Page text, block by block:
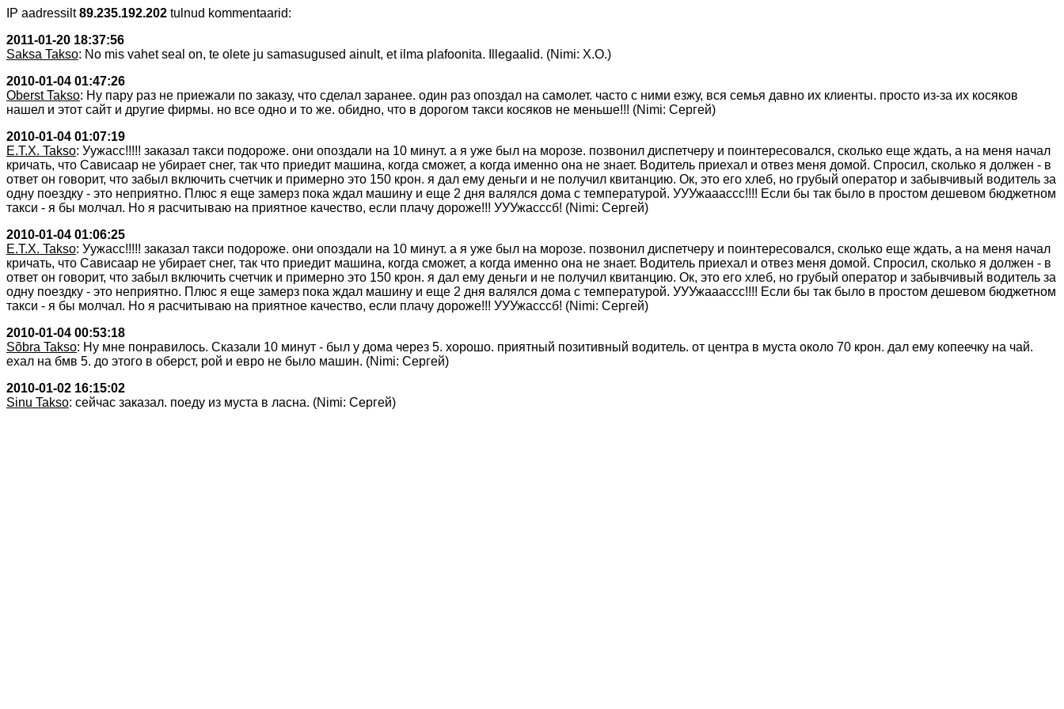
IP aadressilt89.235.192.202 tulnud kommentaarid:
2011-01-20 18:37:56
Saksa Takso: No mis vahet seal on, te olete ju samasugused ainult, et ilma plafoonita. Illegaalid. (Nimi: X.O.)
2010-01-04 01:47:26
Oberst Takso: Ну пару раз не приежали по заказу, что сделал заранее. один раз опоздал на самолет. часто с ними езжу, вся семья давно их клиенты. просто из-за их косяков
нашел и этот сайт и другие фирмы. но все одно и то же. обидно, что в дорогом такси косяков не меньше!!! (Nimi: Сергей)
2010-01-04 01:07:19
E.T.X. Takso: Уужасс!!!!! заказал такси подороже. они опоздали на 10 минут. а я уже был на морозе. позвонил диспетчеру и поинтересовался, сколько еще ждать, а на меня начал
кричать, что Сависаар не убирает снег, так что приедит машина, когда сможет, а когда именно она не знает. Водитель приехал и отвез меня домой. Спросил, сколько я должен - в
ответ он говорит, что забыл включить счетчик и примерно это 150 крон. я дал ему деньги и не получил квитанцию. Ок, это его хлеб, но грубый оператор и забывчивый водитель за
одну поездку - это неприятно. Плюс я еще замерз пока ждал машину и еще 2 дня валялся дома с температурой. УУУжааассс!!!! Если бы так было в простом дешевом бюджетном
такси - я бы молчал. Но я расчитываю на приятное качество, если плачу дороже!!! УУУжасссб! (Nimi: Сергей)
2010-01-04 01:06:25
E.T.X. Takso: Уужасс!!!!! заказал такси подороже. они опоздали на 10 минут. а я уже был на морозе. позвонил диспетчеру и поинтересовался, сколько еще ждать, а на меня начал
кричать, что Сависаар не убирает снег, так что приедит машина, когда сможет, а когда именно она не знает. Водитель приехал и отвез меня домой. Спросил, сколько я должен - в
ответ он говорит, что забыл включить счетчик и примерно это 150 крон. я дал ему деньги и не получил квитанцию. Ок, это его хлеб, но грубый оператор и забывчивый водитель за
одну поездку - это неприятно. Плюс я еще замерз пока ждал машину и еще 2 дня валялся дома с температурой. УУУжааассс!!!! Если бы так было в простом дешевом бюджетном
такси - я бы молчал. Но я расчитываю на приятное качество, если плачу дороже!!! УУУжасссб! (Nimi: Сергей)
2010-01-04 00:53:18
Sõbra Takso: Ну мне понравилось. Сказали 10 минут - был у дома через 5. хорошо. приятный позитивный водитель. от центра в муста около 70 крон. дал ему копеечку на чай.
ехал на бмв 5. до этого в оберст, рой и евро не было машин. (Nimi: Сергей)
2010-01-02 16:15:02
Sinu Takso: сейчас заказал. поеду из муста в ласна. (Nimi: Сергей)